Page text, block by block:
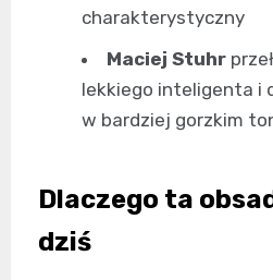
charakterystyczny
Maciej Stuhr
lekkiego inteligenta i
w bardziej gorzkim
Dlaczego ta
dziś